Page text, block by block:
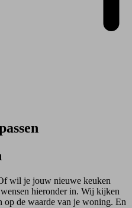
wil je jouw nieuwe keuken
hieronder in. Wij kijken
op de waarde van je woning. En